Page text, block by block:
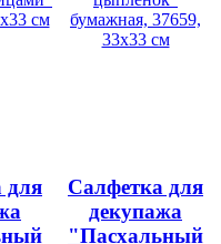
для
Салфетка для
декупажа
"Пасхальный